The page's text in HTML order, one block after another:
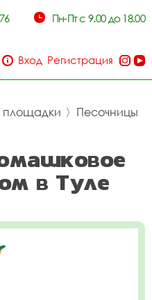
Пн-Пт с 9.00 до 18.00
Вход Регистрация
площадки 〉 Песочницы
в Туле